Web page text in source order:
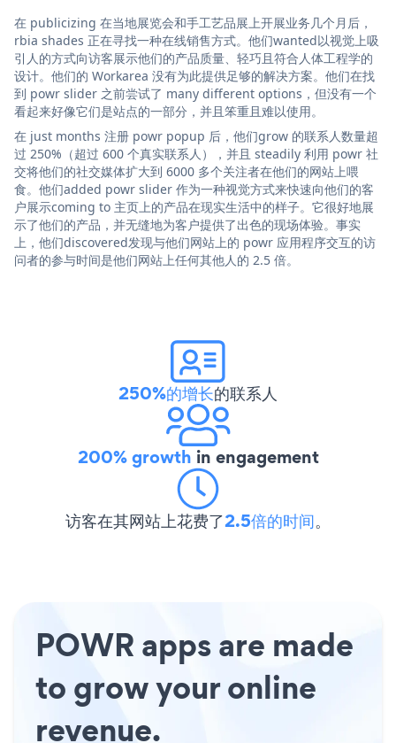
在 publicizing 在当地展览会和手工艺品展上开展业务几个月后，
rbia shades 正在寻找一种在线销售方式。他们wanted以视觉上吸
引人的方式向访客展示他们的产品质量、轻巧且符合人体工程学的
设计。他们的 Workarea 没有为此提供足够的解决方案。他们在找
到 powr slider 之前尝试了 many different options，但没有一个
看起来好像它们是站点的一部分，并且笨重且难以使用。
在 just months 注册 powr popup 后，他们grow 的联系人数量超
过 250%（超过 600 个真实联系人），并且 steadily 利用 powr 社
交将他们的社交媒体扩大到 6000 多个关注者在他们的网站上喂
食。他们added powr slider 作为一种视觉方式来快速向他们的客
户展示coming to 主页上的产品在现实生活中的样子。它很好地展
示了他们的产品，并无缝地为客户提供了出色的现场体验。事实
上，他们discovered发现与他们网站上的 powr 应用程序交互的访
问者的参与时间是他们网站上任何其他人的 2.5 倍。
250%的增长的联系人
200% growth in engagement
访客在其网站上花费了2.5倍的时间。
POWR apps are made
to grow your online
revenue.